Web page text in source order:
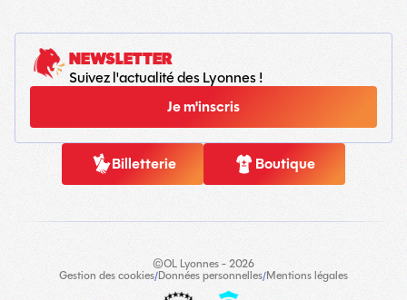
NEWSLETTER
Suivez l'actualité des Lyonnes !
Je m'inscris
Billetterie Boutique
©OL Lyonnes - 2026
Gestion des cookies/Données personnelles/Mentions légales